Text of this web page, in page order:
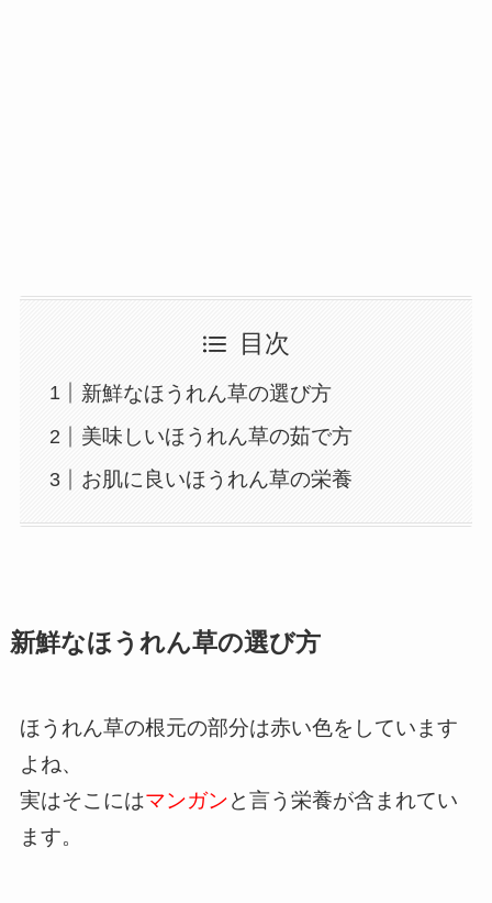
目次
新鮮なほうれん草の選び方
美味しいほうれん草の茹で方
お肌に良いほうれん草の栄養
新鮮なほうれん草の選び方
ほうれん草の根元の部分は赤い色をしています
よね、
実はそこにはマンガンと言う栄養が含まれてい
ます。